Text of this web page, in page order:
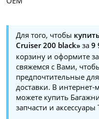
Для того, чтобы
Cruiser 200 black» за9
корзину и оформите
свяжемся с Вами,
предпочтительные
доставки. В интернет-
можете купить
запчасти и аксессуары